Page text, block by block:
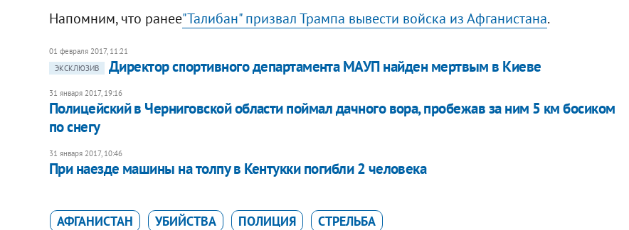
Напомним, что ранее"Талибан" призвал Трампа вывести войска из Афганистана.
01 февраля 2017, 11:21
ЭКСКЛЮЗИВ
​Директор спортивного департамента МАУП найден мертвым в Киеве
31 января 2017, 19:16
Полицейский в Черниговской области поймал дачного вора, пробежав за ним 5 км босиком
по снегу
31 января 2017, 10:46
При наезде машины на толпу в Кентукки погибли 2 человека
АФГАНИСТАН УБИЙСТВА ПОЛИЦИЯ СТРЕЛЬБА